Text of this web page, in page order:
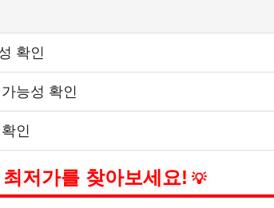
확인
능성 확인
인
저가를 찾아보세요! 💡